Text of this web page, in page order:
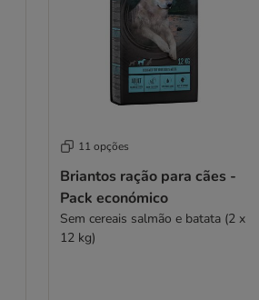
11 opções
Briantos ração para cães -
Pack económico
Sem cereais salmão e batata (2 x
12 kg)